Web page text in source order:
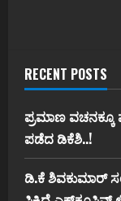
RECENT POSTS
ಪ್ರಮಾಣ
ಪಡೆದ ಡಿಕೆಶಿ..!
ಡಿ.ಕೆ ಶಿವಕುಮಾರ್‌